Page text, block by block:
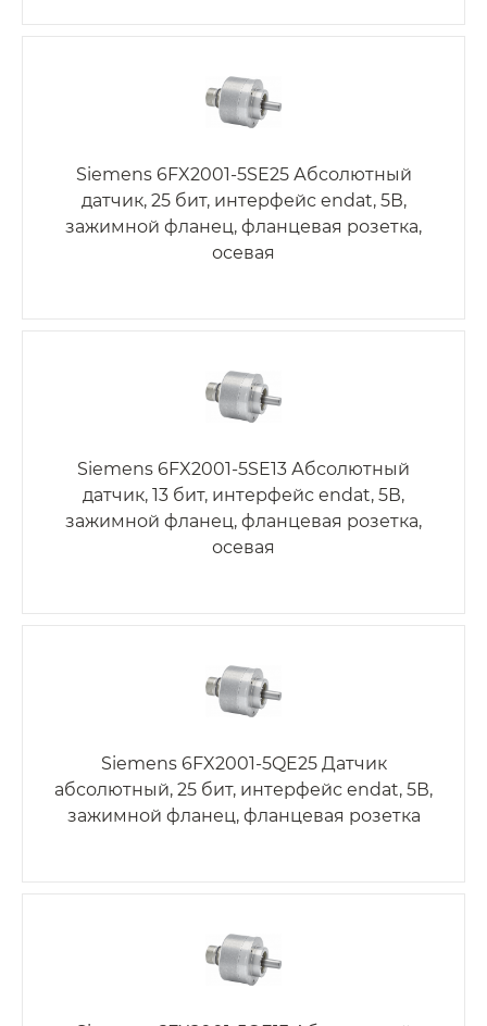
Siemens 6FX2001-5SE25 Абсолютный
датчик, 25 бит, интерфейс endat, 5В,
зажимной фланец, фланцевая розетка,
осевая
Siemens 6FX2001-5SE13 Абсолютный
датчик, 13 бит, интерфейс endat, 5В,
зажимной фланец, фланцевая розетка,
осевая
Siemens 6FX2001-5QE25 Датчик
абсолютный, 25 бит, интерфейс endat, 5В,
зажимной фланец, фланцевая розетка